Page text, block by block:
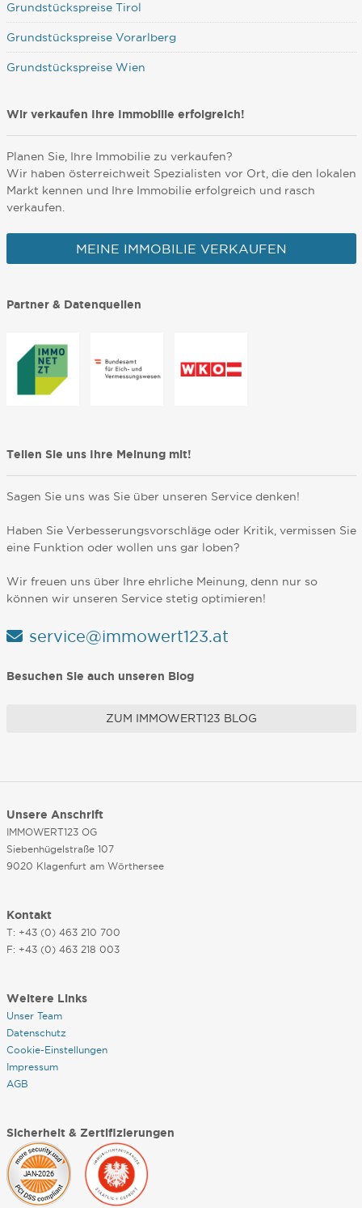
Grundstückspreise Tirol
Grundstückspreise Vorarlberg
Grundstückspreise Wien
Wir verkaufen Ihre Immobilie erfolgreich!
Planen Sie, Ihre Immobilie zu verkaufen?
Wir haben österreichweit Spezialisten vor Ort, die den lokalen
Markt kennen und Ihre Immobilie erfolgreich und rasch
verkaufen.
MEINE IMMOBILIE VERKAUFEN
Partner & Datenquellen
Teilen Sie uns Ihre Meinung mit!
Sagen Sie uns was Sie über unseren Service denken!
Haben Sie Verbesserungsvorschläge oder Kritik, vermissen Sie
eine Funktion oder wollen uns gar loben?
Wir freuen uns über Ihre ehrliche Meinung, denn nur so
können wir unseren Service stetig optimieren!
service@immowert123.at
Besuchen Sie auch unseren Blog
ZUM IMMOWERT123 BLOG
Unsere Anschrift
IMMOWERT123 OG
Siebenhügelstraße 107
9020 Klagenfurt am Wörthersee
Kontakt
T: +43 (0) 463 210 700
F: +43 (0) 463 218 003
Weitere Links
Unser Team
Datenschutz
Cookie-Einstellungen
Impressum
AGB
Sicherheit & Zertifizierungen